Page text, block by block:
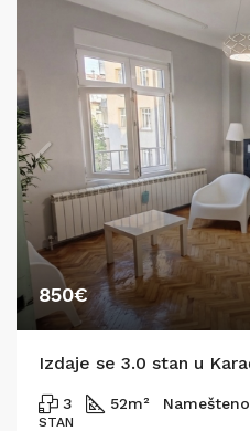
850€
Izdaje se 3.0 stan u
3 52m² Namešteno
STAN